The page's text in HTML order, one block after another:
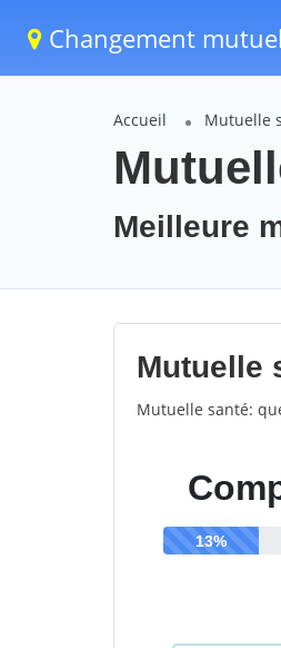
Changement
Accueil Mutuelle
Meilleure
Mutuelle
Mutuelle santé: